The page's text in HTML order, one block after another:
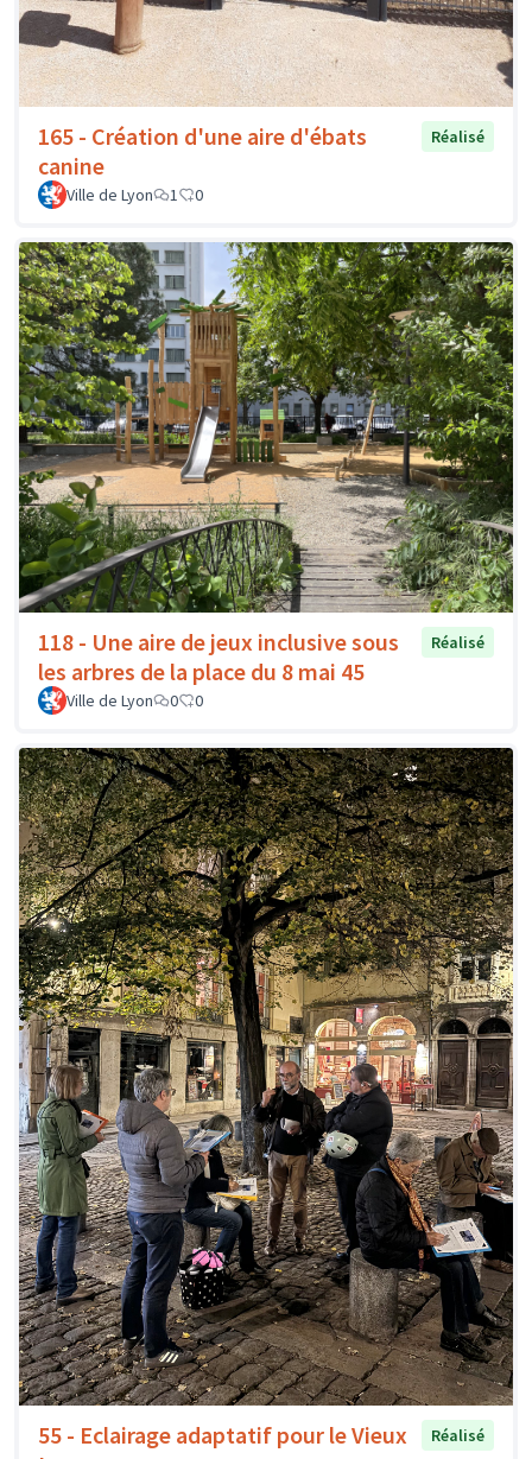
165 - Création d'une aire d'ébats
canine
Réalisé
Ville de Lyon 1 0
118 - Une aire de jeux inclusive sous
les arbres de la place du 8 mai 45
Réalisé
Ville de Lyon 0 0
55 - Eclairage adaptatif pour le Vieux
Réalisé